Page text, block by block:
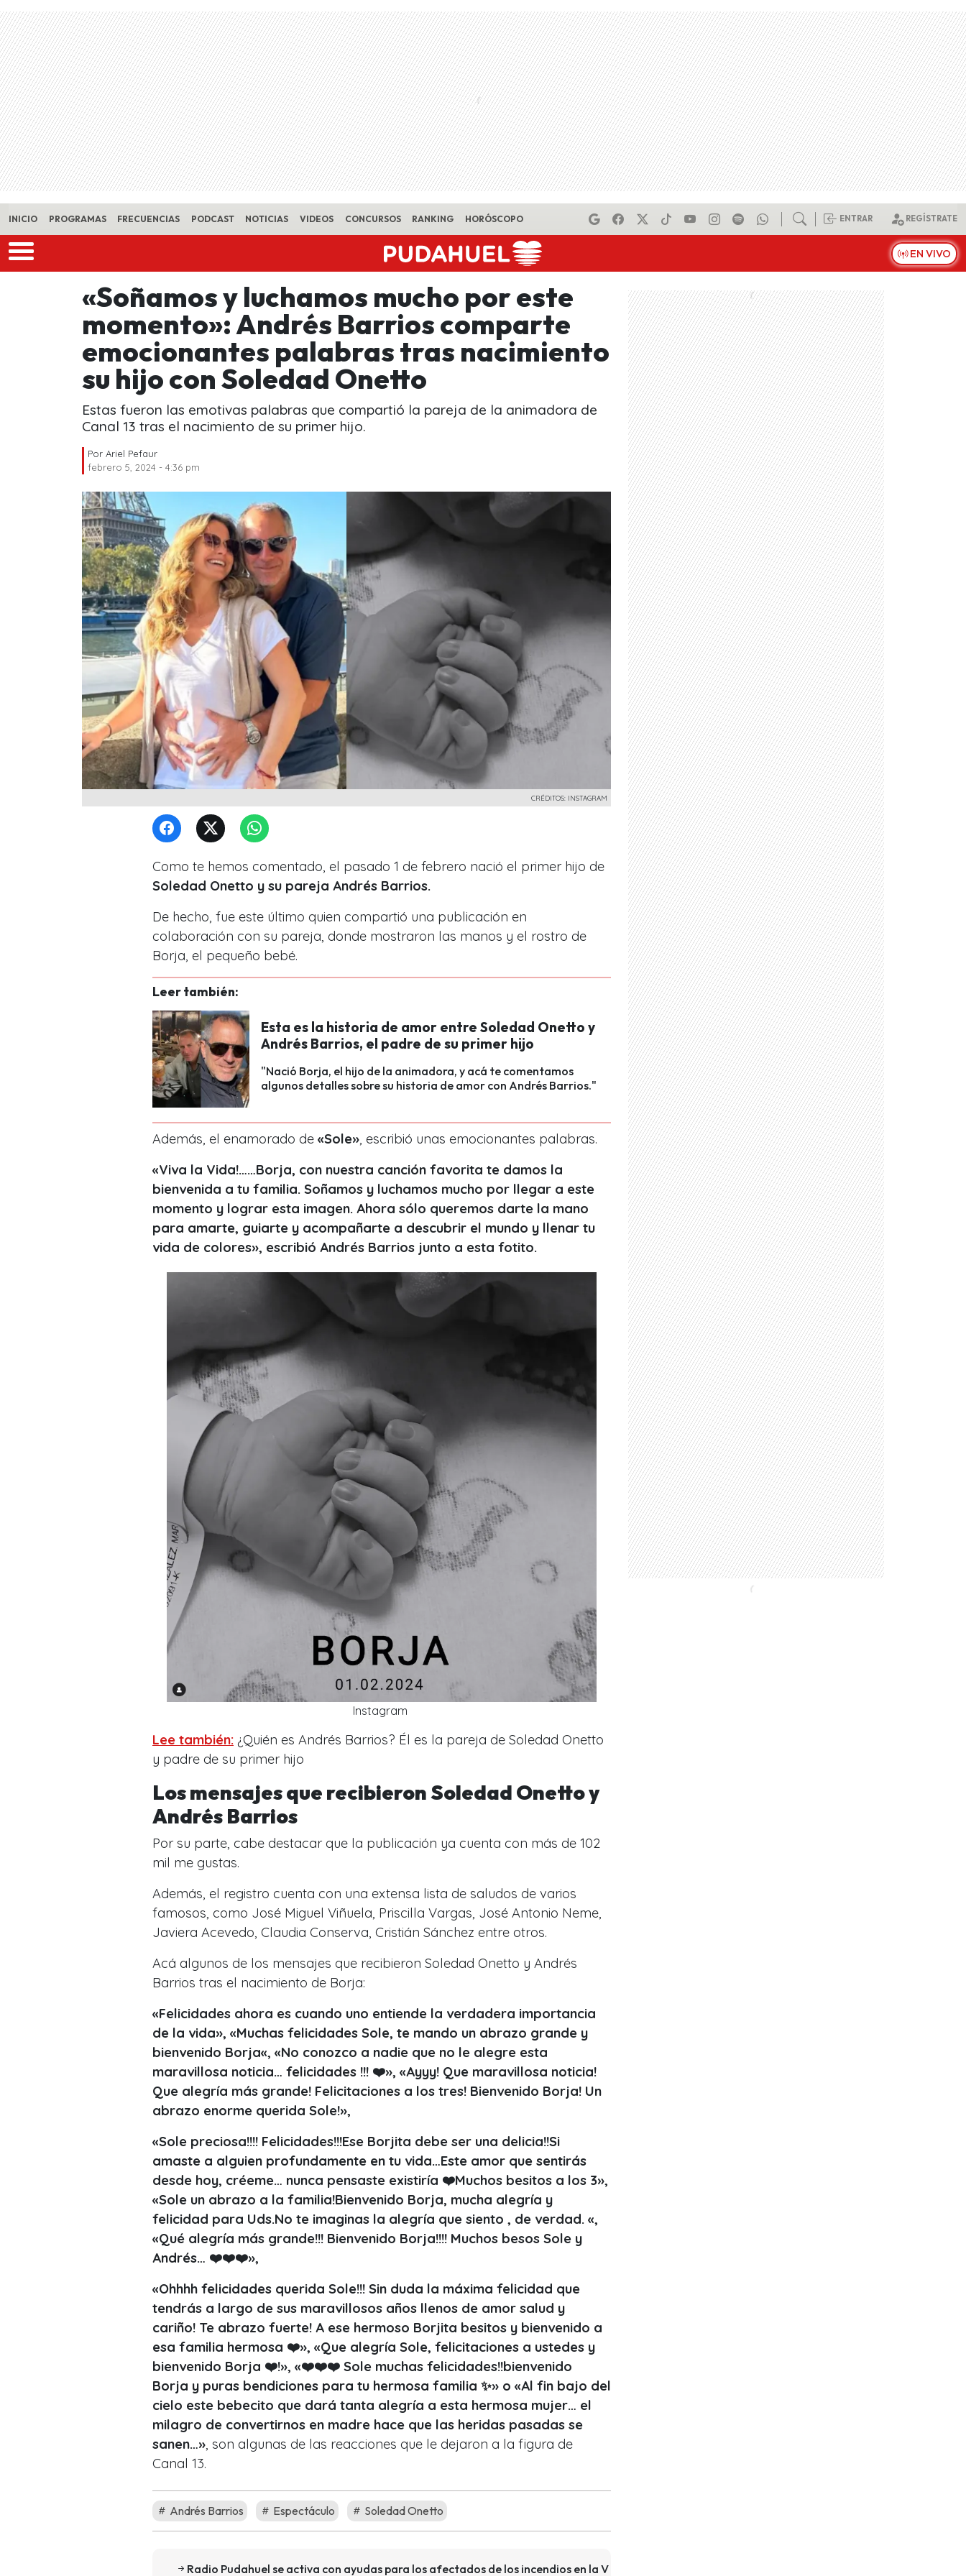
Skip to main content
INICIO PROGRAMAS FRECUENCIAS PODCAST NOTICIAS VIDEOS CONCURSOS RANKING HORÓSCOPO ENTRAR REGÍSTRATE
EN VIVO
«Soñamos y luchamos mucho por este
momento»: Andrés Barrios comparte
emocionantes palabras tras nacimiento
su hijo con Soledad Onetto
Estas fueron las emotivas palabras que compartió la pareja de la animadora de
Canal 13 tras el nacimiento de su primer hijo.
Por Ariel Pefaur
febrero 5, 2024 - 4:36 pm
CRÉDITOS: INSTAGRAM
Como te hemos comentado, el pasado 1 de febrero nació el primer hijo de
Soledad Onetto y su pareja Andrés Barrios.
De hecho, fue este último quien compartió una publicación en
colaboración con su pareja, donde mostraron las manos y el rostro de
Borja, el pequeño bebé.
Leer también:
Esta es la historia de amor entre Soledad Onetto y
Andrés Barrios, el padre de su primer hijo
"Nació Borja, el hijo de la animadora, y acá te comentamos
algunos detalles sobre su historia de amor con Andrés Barrios."
Además, el enamorado de «Sole» , escribió unas emocionantes palabras.
«Viva la Vida!……Borja, con nuestra canción favorita te damos la
bienvenida a tu familia. Soñamos y luchamos mucho por llegar a este
momento y lograr esta imagen. Ahora sólo queremos darte la mano
para amarte, guiarte y acompañarte a descubrir el mundo y llenar tu
vida de colores», escribió Andrés Barrios junto a esta fotito.
Instagram
Lee también: ¿Quién es Andrés Barrios? Él es la pareja de Soledad Onetto
y padre de su primer hijo
Los mensajes que recibieron Soledad Onetto y
Andrés Barrios
Por su parte, cabe destacar que la publicación ya cuenta con más de 102
mil me gustas.
Además, el registro cuenta con una extensa lista de saludos de varios
famosos, como José Miguel Viñuela, Priscilla Vargas, José Antonio Neme,
Javiera Acevedo, Claudia Conserva, Cristián Sánchez entre otros.
Acá algunos de los mensajes que recibieron Soledad Onetto y Andrés
Barrios tras el nacimiento de Borja:
«Felicidades ahora es cuando uno entiende la verdadera importancia
de la vida», «Muchas felicidades Sole, te mando un abrazo grande y
bienvenido Borja«, «No conozco a nadie que no le alegre esta
maravillosa noticia… felicidades !!! ❤️», «Ayyy! Que maravillosa noticia!
Que alegría más grande! Felicitaciones a los tres! Bienvenido Borja! Un
abrazo enorme querida Sole!»,
«Sole preciosa!!!! Felicidades!!!Ese Borjita debe ser una delicia!!Si
amaste a alguien profundamente en tu vida…Este amor que sentirás
desde hoy, créeme… nunca pensaste existiría ❤️Muchos besitos a los 3»,
«Sole un abrazo a la familia!Bienvenido Borja, mucha alegría y
felicidad para Uds.No te imaginas la alegría que siento , de verdad. «,
«Qué alegría más grande!!! Bienvenido Borja!!!! Muchos besos Sole y
Andrés… ❤️❤️❤️»,
«Ohhhh felicidades querida Sole!!! Sin duda la máxima felicidad que
tendrás a largo de sus maravillosos años llenos de amor salud y
cariño! Te abrazo fuerte! A ese hermoso Borjita besitos y bienvenido a
esa familia hermosa ❤️», «Que alegría Sole, felicitaciones a ustedes y
bienvenido Borja ❤️!», «❤️❤️❤️ Sole muchas felicidades!!bienvenido
Borja y puras bendiciones para tu hermosa familia ✨» o «Al fin bajo del
cielo este bebecito que dará tanta alegría a esta hermosa mujer… el
milagro de convertirnos en madre hace que las heridas pasadas se
sanen…», son algunas de las reacciones que le dejaron a la figura de
Canal 13.
Andrés Barrios Espectáculo Soledad Onetto
Radio Pudahuel se activa con ayudas para los afectados de los incendios en la V